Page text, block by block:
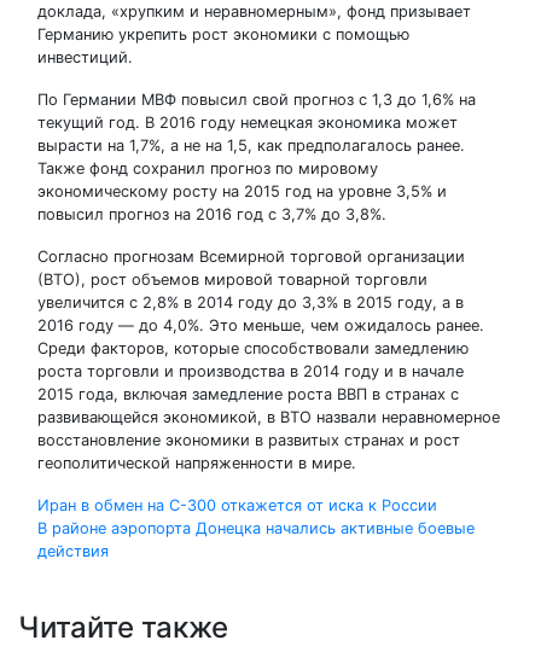
доклада, «хрупким и неравномерным», фонд призывает
Германию укрепить рост экономики с помощью
инвестиций.
По Германии МВФ повысил свой прогноз с 1,3 до 1,6% на
текущий год. В 2016 году немецкая экономика может
вырасти на 1,7%, а не на 1,5, как предполагалось ранее.
Также фонд сохранил прогноз по мировому
экономическому росту на 2015 год на уровне 3,5% и
повысил прогноз на 2016 год с 3,7% до 3,8%.
Согласно прогнозам Всемирной торговой организации
(ВТО), рост объемов мировой товарной торговли
увеличится с 2,8% в 2014 году до 3,3% в 2015 году, а в
2016 году — до 4,0%. Это меньше, чем ожидалось ранее.
Среди факторов, которые способствовали замедлению
роста торговли и производства в 2014 году и в начале
2015 года, включая замедление роста ВВП в странах с
развивающейся экономикой, в ВТО назвали неравномерное
восстановление экономики в развитых странах и рост
геополитической напряженности в мире.
Навигация
по
записям
Иран в обмен на С-300 откажется от иска к России
В районе аэропорта Донецка начались активные боевые
действия
Читайте также